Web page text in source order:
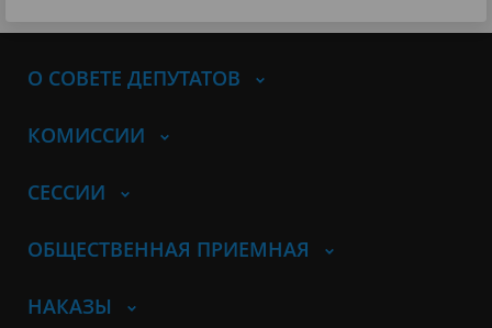
О СОВЕТЕ ДЕПУТАТОВ
КОМИССИИ
СЕССИИ
ОБЩЕСТВЕННАЯ ПРИЕМНАЯ
НАКАЗЫ